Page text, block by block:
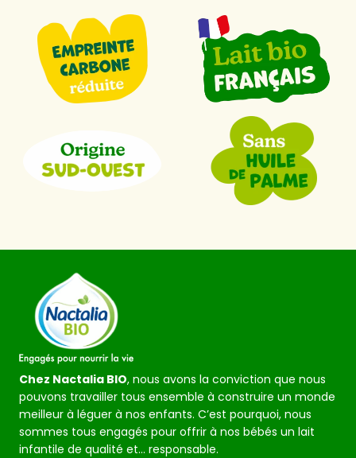
Chez Nactalia BIO, nous avons la conviction que nous
pouvons travailler tous ensemble à construire un monde
meilleur à léguer à nos enfants. C’est pourquoi, nous
sommes tous engagés pour offrir à nos bébés un lait
infantile de qualité et… responsable.